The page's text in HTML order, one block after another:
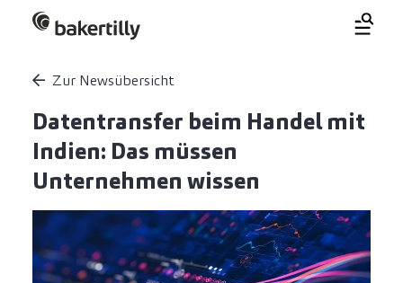
Zur Newsübersicht
Datentransfer beim Handel mit
Indien: Das müssen
Unternehmen wissen